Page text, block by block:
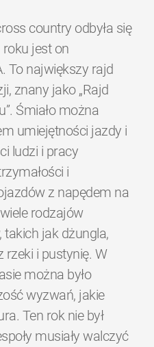
country odbyła się
jest on
To największy rajd
znany jako „Rajd
Śmiało można
umiejętności jazdy i
ludzi i pracy
i
z napędem na
rodzajów
jak dżungla,
rzeki i pustynię. W
można było
wyzwań, jakie
Ten rok nie był
musiały walczyć